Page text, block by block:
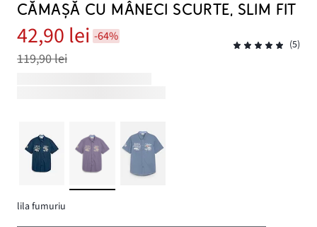
CĂMAȘĂ CU MÂNECI SCURTE, SLIM FIT
42,90 lei -64%
119,90 lei
(5)
lila fumuriu